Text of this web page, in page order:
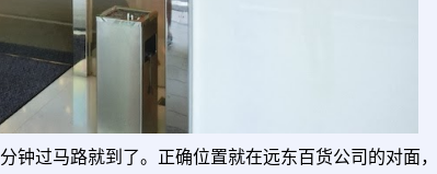
钟过马路就到了。正确位置就在远东百货公司的对面，